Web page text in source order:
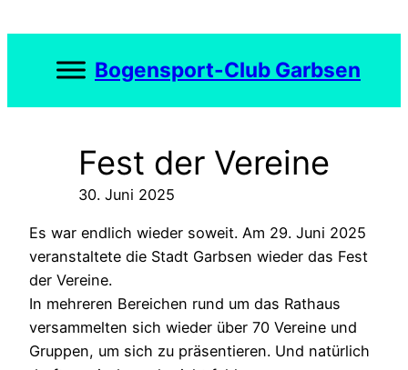
springen
Bogensport-Club Garbsen
Fest der Vereine
30. Juni 2025
Es war endlich wieder soweit. Am 29. Juni 2025
veranstaltete die Stadt Garbsen wieder das Fest
der Vereine.
In mehreren Bereichen rund um das Rathaus
versammelten sich wieder über 70 Vereine und
Gruppen, um sich zu präsentieren. Und natürlich